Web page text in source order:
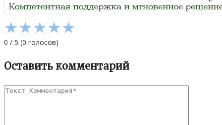
★★★★★
0 / 5 (0 голосов)
Оставить комментарий